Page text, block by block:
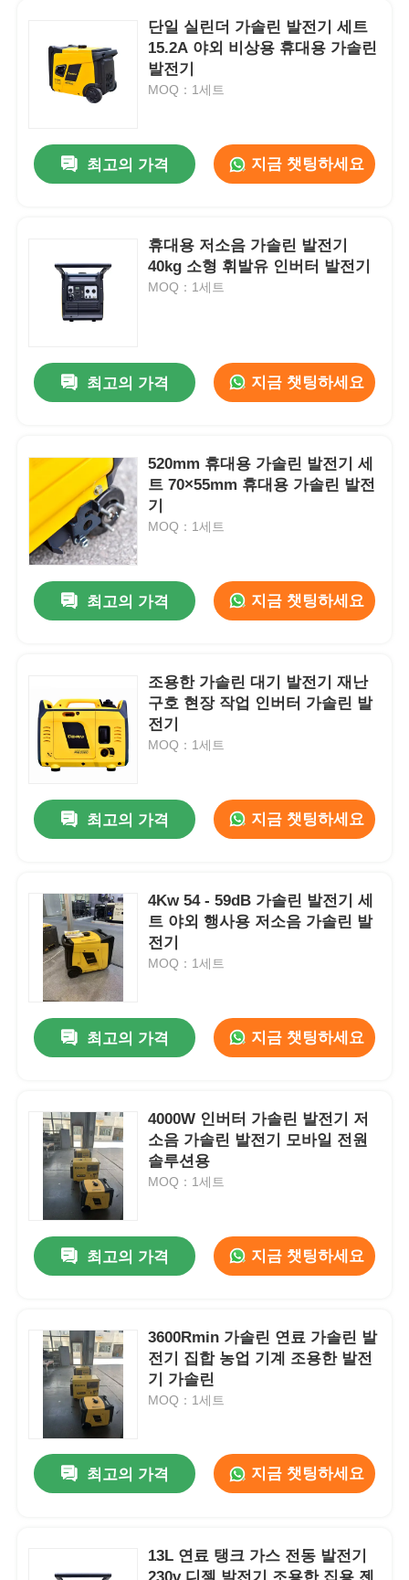
홈
동영상
회사 소개
공장 투어
품질 관리
연락처
뉴스
견적 요청
단일 실린더 가솔린 발전기 세트
15.2A 야외 비상용 휴대용 가솔린
발전기
MOQ：1세트
최고의 가격 지금 챗팅하세요
휴대용 저소음 가솔린 발전기
40kg 소형 휘발유 인버터 발전기
MOQ：1세트
최고의 가격 지금 챗팅하세요
520mm 휴대용 가솔린 발전기 세
트 70×55mm 휴대용 가솔린 발전
기
MOQ：1세트
최고의 가격 지금 챗팅하세요
조용한 가솔린 대기 발전기 재난
구호 현장 작업 인버터 가솔린 발
전기
MOQ：1세트
최고의 가격 지금 챗팅하세요
4Kw 54 - 59dB 가솔린 발전기 세
트 야외 행사용 저소음 가솔린 발
전기
MOQ：1세트
최고의 가격 지금 챗팅하세요
4000W 인버터 가솔린 발전기 저
소음 가솔린 발전기 모바일 전원
솔루션용
MOQ：1세트
최고의 가격 지금 챗팅하세요
3600Rmin 가솔린 연료 가솔린 발
전기 집합 농업 기계 조용한 발전
기 가솔린
MOQ：1세트
최고의 가격 지금 챗팅하세요
13L 연료 탱크 가스 전동 발전기
230v 디젤 발전기 조용한 집용 젠